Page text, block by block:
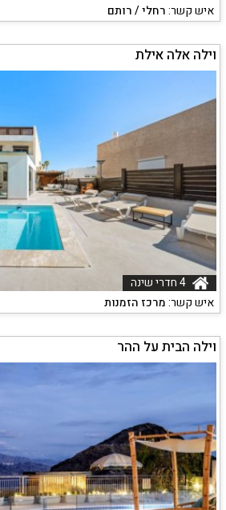
איש קשר:רחלי / רותם
וילה אלה אילת
איש קשר:מרכז הזמנות
וילה הבית על ההר